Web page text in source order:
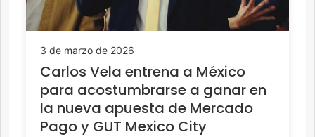
3 de marzo de 2026
Carlos Vela entrena a México
para acostumbrarse a ganar en
la nueva apuesta de Mercado
Pago y GUT Mexico City